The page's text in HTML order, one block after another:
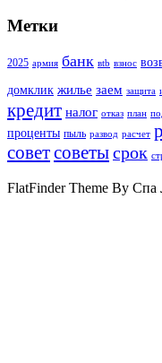
Метки
2025 армия банк вtb взнос
домклик жилье заем защита
кредит налог отказ план
проценты пыль развод расчет
советсоветысрок
FlatFinder Theme By Спа